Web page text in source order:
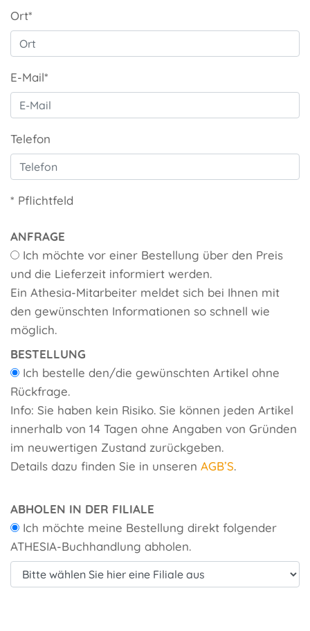
Ort*
E-Mail*
Telefon
* Pflichtfeld
ANFRAGE
Ich möchte vor einer Bestellung über den Preis
und die Lieferzeit informiert werden.
Ein Athesia-Mitarbeiter meldet sich bei Ihnen mit
den gewünschten Informationen so schnell wie
möglich.
BESTELLUNG
Ich bestelle den/die gewünschten Artikel ohne
Rückfrage.
Info: Sie haben kein Risiko. Sie können jeden Artikel
innerhalb von 14 Tagen ohne Angaben von Gründen
im neuwertigen Zustand zurückgeben.
Details dazu finden Sie in unseren AGB’S.
ABHOLEN IN DER FILIALE
Ich möchte meine Bestellung direkt folgender
ATHESIA-Buchhandlung abholen.